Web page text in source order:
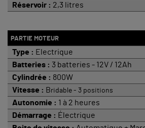
Réservoir : 2,3 litres
PARTIE MOTEUR
Type : Electrique
Batteries : 3 batteries - 12V / 12Ah
Cylindrée : 800W
Vitesse : Bridable - 3 positions
Autonomie : 1 à 2 heures
Démarrage : Électrique